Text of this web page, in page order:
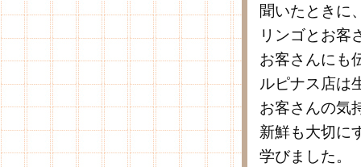
聞いたときに
リンゴとお客
お客さんにも
ルピナス店は
お客さんの気
新鮮も大切に
学びました。